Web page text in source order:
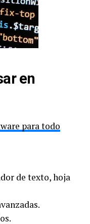
en
para todo
de texto, hoja